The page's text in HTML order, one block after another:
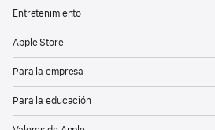
Entretenimiento
Apple Store
Para la empresa
Para la educación